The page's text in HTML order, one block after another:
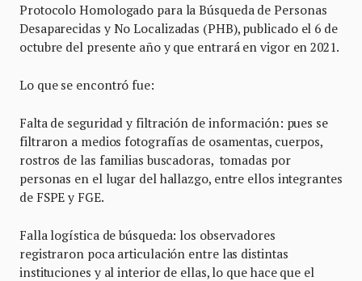
Protocolo Homologado para la Búsqueda de Personas
Desaparecidas y No Localizadas (PHB), publicado el 6 de
octubre del presente año y que entrará en vigor en 2021.
Lo que se encontró fue:
Falta de seguridad y filtración de información: pues se
filtraron a medios fotografías de osamentas, cuerpos,
rostros de las familias buscadoras, tomadas por
personas en el lugar del hallazgo, entre ellos integrantes
de FSPE y FGE.
Falla logística de búsqueda: los observadores
registraron poca articulación entre las distintas
instituciones y al interior de ellas, lo que hace que el